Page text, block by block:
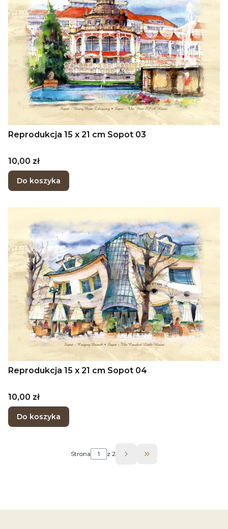
Reprodukcja 15 x 21 cm Sopot 03
Cena
10,00 zł
Do koszyka
Reprodukcja 15 x 21 cm Sopot 04
Cena
10,00 zł
Do koszyka
Strona z 2 Przejdź do ostatniej